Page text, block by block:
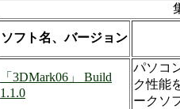
ソフト名、バージョン
「3DMark06」 Build
1.1.0
パソコ
ク性能
ークソ